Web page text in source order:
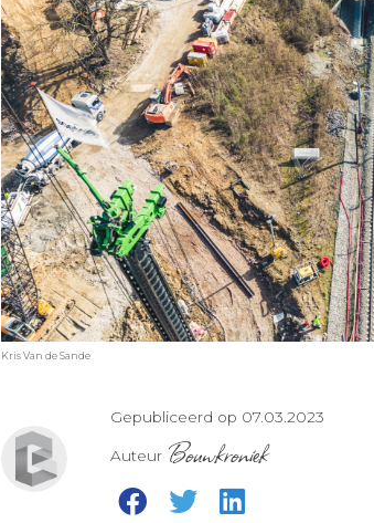
Kris Van de Sande
Gepubliceerd op 07.03.2023
Auteur Bouwkroniek